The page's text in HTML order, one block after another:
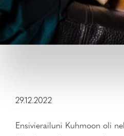
29.12.2022
Ensivierailuni Kuhmoon oli